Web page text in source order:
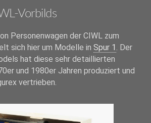
Vorbilds
Personenwagen der CIWL zum
sich hier um Modelle in Spur 1. Der
hat diese sehr detaillierten
und 1980er Jahren produziert und
vertrieben.